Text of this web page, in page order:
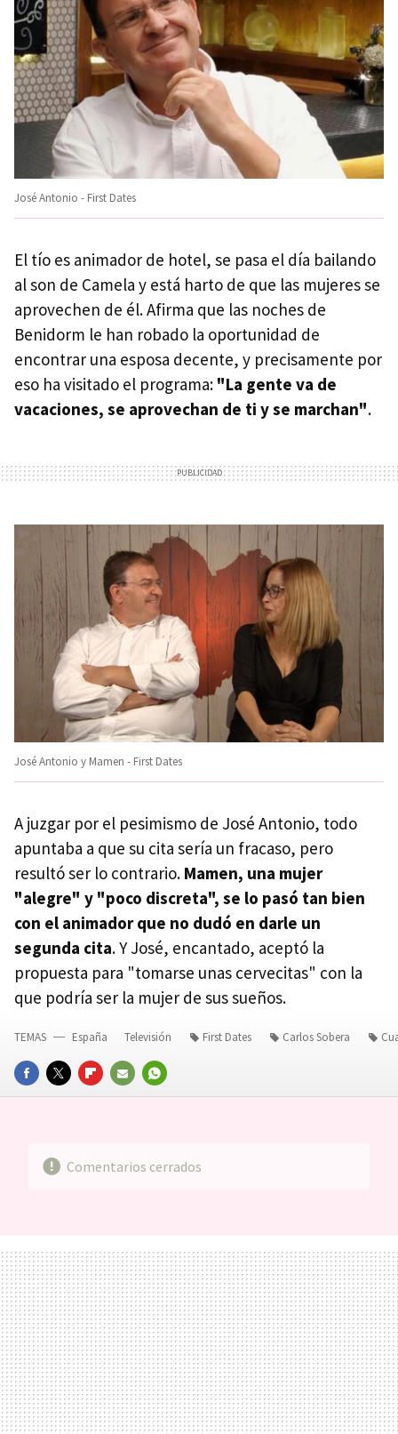
José Antonio - First Dates
El tío es animador de hotel, se pasa el día bailando
al son de Camela y está harto de que las mujeres se
aprovechen de él. Afirma que las noches de
Benidorm le han robado la oportunidad de
encontrar una esposa decente, y precisamente por
eso ha visitado el programa: "La gente va de
vacaciones, se aprovechan de ti y se marchan".
José Antonio y Mamen - First Dates
A juzgar por el pesimismo de José Antonio, todo
apuntaba a que su cita sería un fracaso, pero
resultó ser lo contrario. Mamen, una mujer
"alegre" y "poco discreta", se lo pasó tan bien
con el animador que no dudó en darle un
segunda cita. Y José, encantado, aceptó la
propuesta para "tomarse unas cervecitas" con la
que podría ser la mujer de sus sueños.
FACEBOOKTWITTERFLIPBOARD
E-
WHATSAPP
TEMAS España Televisión First Dates Carlos Sobera
Comentarios cerrados